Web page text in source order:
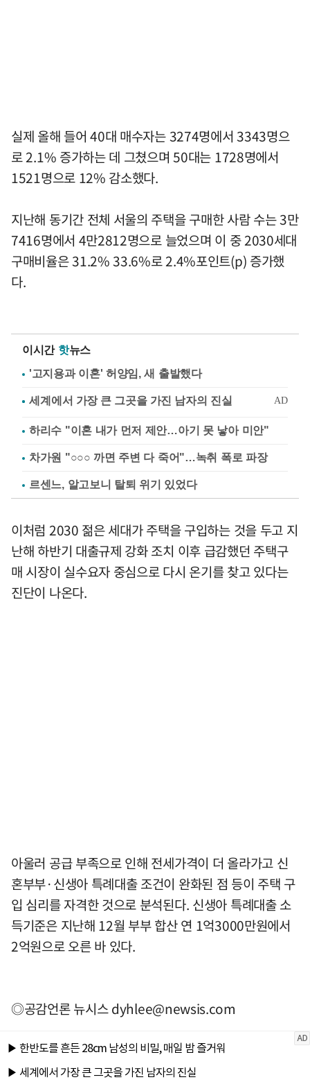
실제 올해 들어 40대 매수자는 3274명에서 3343명으
로 2.1% 증가하는 데 그쳤으며 50대는 1728명에서
1521명으로 12% 감소했다.
지난해 동기간 전체 서울의 주택을 구매한 사람 수는 3만
7416명에서 4만2812명으로 늘었으며 이 중 2030세대
구매비율은 31.2% 33.6%로 2.4%포인트(p) 증가했
다.
이시간 핫뉴스
'고지용과 이혼' 허양임, 새 출발했다
하리수 "이혼 내가 먼저 제안…아기 못 낳아 미안"
차가원 "○○○ 까면 주변 다 죽어"…녹취 폭로 파장
르센느, 알고보니 탈퇴 위기 있었다
이처럼 2030 젊은 세대가 주택을 구입하는 것을 두고 지
난해 하반기 대출규제 강화 조치 이후 급감했던 주택구
매 시장이 실수요자 중심으로 다시 온기를 찾고 있다는
진단이 나온다.
아울러 공급 부족으로 인해 전세가격이 더 올라가고 신
혼부부·신생아 특례대출 조건이 완화된 점 등이 주택 구
입 심리를 자격한 것으로 분석된다. 신생아 특례대출 소
득기준은 지난해 12월 부부 합산 연 1억3000만원에서
2억원으로 오른 바 있다.
◎공감언론 뉴시스dyhlee@newsis.com